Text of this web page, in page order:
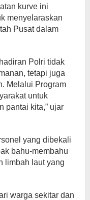
kurve ini
menyelaraskan
Pusat dalam
Polri tidak
tetapi juga
Melalui Program
untuk
pantai kita,” ujar
yang dibekali
bahu-membahu
limbah laut yang
warga sekitar dan